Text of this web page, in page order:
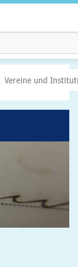
Vereine und